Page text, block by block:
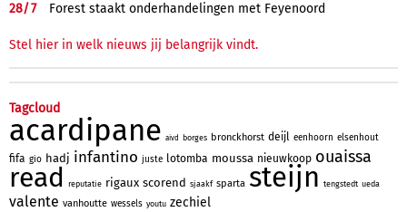
28/7 Forest staakt onderhandelingen met Feyenoord
Stel hier in welk nieuws jij belangrijk vindt.
Tagcloud
acardipane aivd borges bronckhorst deijl eenhoorn elsenhout
fifa gio hadj infantino juste lotomba moussa nieuwkoop ouaissa
read reputatie rigaux scorend sjaakf sparta steijn tengstedt ueda
valente vanhoutte wessels youtu zechiel